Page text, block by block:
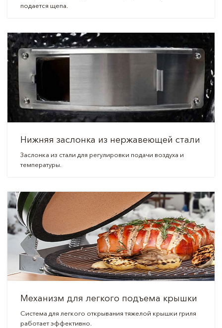
подается щепа.
Нижняя заслонка из нержавеющей стали
Заслонка из стали для регулировки подачи воздуха и
температуры.
Механизм для легкого подъема крышки
Система для легкого открывания тяжелой крышки гриля
работает эффективно.